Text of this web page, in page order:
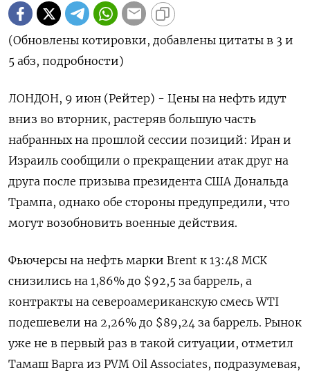
(Обновлены котировки, добавлены цитаты в 3 и
5 абз, подробности)
ЛОНДОН, 9 июн (Рейтер) - Цены на нефть идут
вниз во вторник, растеряв большую часть
набранных на прошлой сессии позиций: ‌Иран и
Израиль сообщили о прекращении атак друг на
друга после призыва президента США Дональда
Трампа, однако обе стороны предупредили, что
могут возобновить военные действия.
Фьючерсы на нефть марки Brent ​к 13:48 МСК
снизились на ​1,86% до $92,5 за ​баррель, а
контракты ⁠на североамериканскую смесь WTI
подешевели на 2,26% до $89,24 за ‌баррель. Рынок
уже не в первый раз ‌в такой ситуации, отметил
Тамаш Варга из PVM Oil Associates, подразумевая,